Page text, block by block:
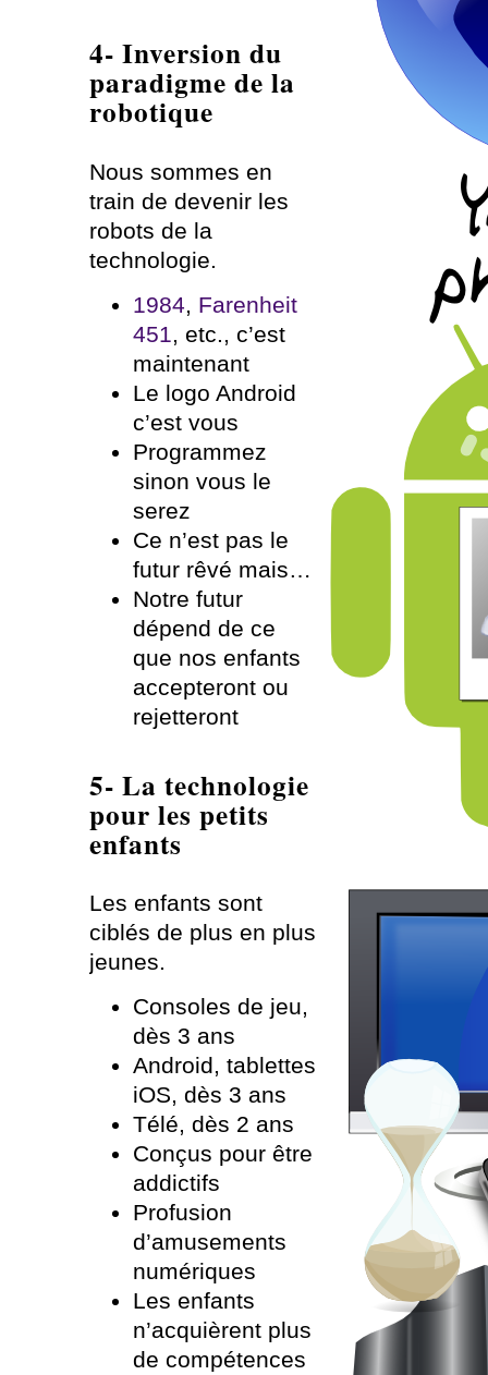
4- Inversion du
paradigme de la
robotique
Nous sommes en
train de devenir les
robots de la
technologie.
1984, Farenheit
451, etc., c’est
maintenant
Le logo Android
c’est vous
Programmez
sinon vous le
serez
Ce n’est pas le
futur rêvé mais…
Notre futur
dépend de ce
que nos enfants
accepteront ou
rejetteront
5- La technologie
pour les petits
enfants
Les enfants sont
ciblés de plus en plus
jeunes.
Consoles de jeu,
dès 3 ans
Android, tablettes
iOS, dès 3 ans
Télé, dès 2 ans
Conçus pour être
addictifs
Profusion
d’amusements
numériques
Les enfants
n’acquièrent plus
de compétences